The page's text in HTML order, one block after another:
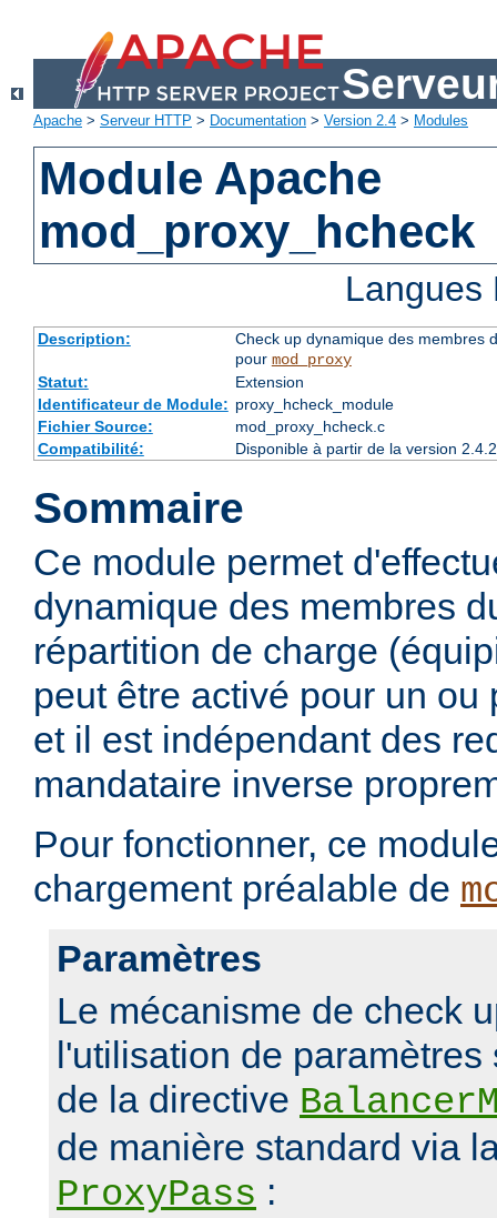
Apache > Serveur HTTP > Documentation > Version 2.4 > Modules
Module Apache
mod_proxy_hcheck
Description:
Check up dynamique des membres
pour mod_proxy
Statut:
Extension
Identificateur de Module: proxy_hcheck_module
Fichier Source:
mod_proxy_hcheck.c
Compatibilité:
Disponible à partir de la version
Sommaire
Ce module permet
dynamique des membres
répartition de charge
peut être activé pour un
et il est indépendant des
mandataire inverse
Pour fonctionner, ce
chargement préalable de
Paramètres
Le mécanisme de check
l'utilisation de
de la directive
de manière standard via
ProxyPass :